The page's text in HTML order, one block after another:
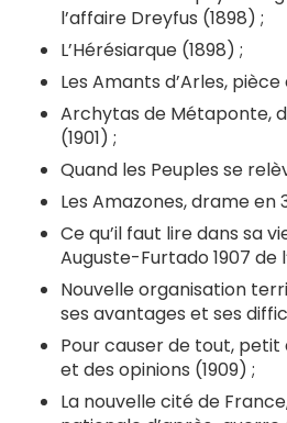
l’affaire Dreyfus (1898) ;
L’Hérésiarque (1898) ;
Les Amants d’Arles,
Archytas de Métaponte,
(1901) ;
Quand les Peuples se
Les Amazones, drame en
Ce qu’il faut lire dans sa
Auguste-Furtado 1907 de
Nouvelle organisation
ses avantages et ses
Pour causer de tout, petit
et des opinions (1909) ;
La nouvelle cité de